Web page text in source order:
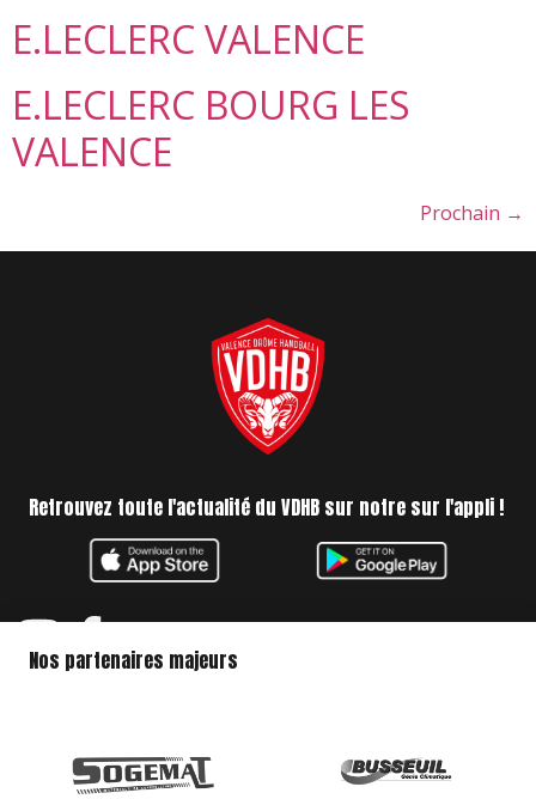
E.LECLERC VALENCE
E.LECLERC BOURG LES
VALENCE
Prochain →
Retrouvez toute l'actualité du VDHB sur notre sur l'appli !
Mentions légales
Nos partenaires majeurs